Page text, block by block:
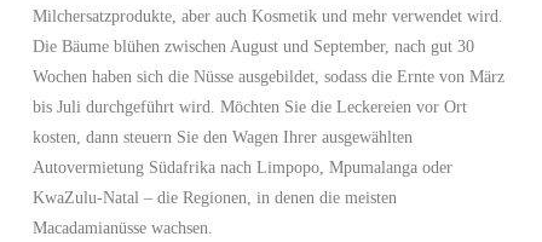
Milchersatzprodukte, aber auch Kosmetik und mehr verwendet wird.
Die Bäume blühen zwischen August und September, nach gut 30
Wochen haben sich die Nüsse ausgebildet, sodass die Ernte von März
bis Juli durchgeführt wird. Möchten Sie die Leckereien vor Ort
kosten, dann steuern Sie den Wagen Ihrer ausgewählten
Autovermietung Südafrika nach Limpopo, Mpumalanga oder
KwaZulu-Natal – die Regionen, in denen die meisten
Macadamianüsse wachsen.